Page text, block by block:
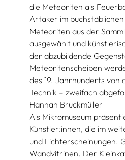
die Meteoriten als
Artaker im
Meteoriten aus der
ausgewählt und
der abzubildende
Meteoritenscheiben
des 19. Jahrhunderts von
Technik – zweifach
Hannah Bruckmüller
Als Mikromuseum
Künstler:innen, die im
und Lichterscheinungen.
Wandvitrinen. Der